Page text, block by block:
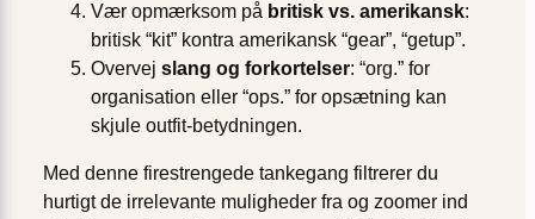
Vær opmærksom på britisk vs. amerikansk:
britisk “kit” kontra amerikansk “gear”, “getup”.
Overvej slang og forkortelser: “org.” for
organisation eller “ops.” for opsætning kan
skjule outfit-betydningen.
Med denne firestrengede tankegang filtrerer du
hurtigt de irrelevante muligheder fra og zoomer ind